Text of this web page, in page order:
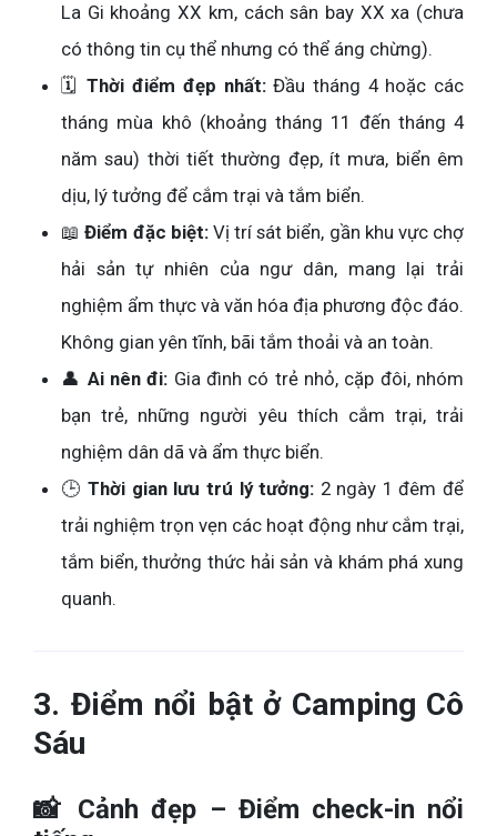
La Gi khoảng XX km, cách sân bay XX xa (chưa
có thông tin cụ thể nhưng có thể áng chừng).
🗓️Thời điểm đẹp nhất:Đầu tháng 4 hoặc các
tháng mùa khô (khoảng tháng 11 đến tháng 4
năm sau) thời tiết thường đẹp, ít mưa, biển êm
dịu, lý tưởng để cắm trại và tắm biển.
📖Điểm đặc biệt:Vị trí sát biển, gần khu vực chợ
hải sản tự nhiên của ngư dân, mang lại trải
nghiệm ẩm thực và văn hóa địa phương độc đáo.
Không gian yên tĩnh, bãi tắm thoải và an toàn.
👤 Ai nên đi: Gia đình có trẻ nhỏ, cặp đôi, nhóm
bạn trẻ, những người yêu thích cắm trại, trải
nghiệm dân dã và ẩm thực biển.
🕒Thời gian lưu trú lý tưởng: 2 ngày 1 đêm để
trải nghiệm trọn vẹn các hoạt động như cắm trại,
tắm biển, thưởng thức hải sản và khám phá xung
quanh.
3. Điểm nổi bật ở Camping Cô
Sáu
📸 Cảnh đẹp – Điểm check-in nổi